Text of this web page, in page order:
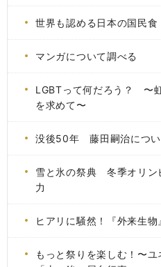
世界も認める日本の国民食
マンガについて調べる
LGBTって何だろう？ 〜
を求めて〜
没後50年 藤田嗣治につい
雪と氷の祭典 冬季オリン
力
ヒアリに騒然！『外来生物
もっと祭りを楽しむ！〜